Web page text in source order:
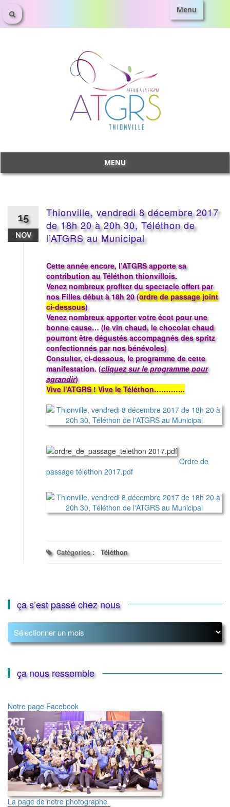
Menu
Aller
MENU
Aller
15
NOV
Thionville, vendredi 8 décembre 2017
de 18h 20 à 20h 30, Téléthon de
l’ATGRS au Municipal
Cette année encore, l’ATGRS apporte sa
contribution au Téléthon thionvillois.
Venez nombreux profiter du spectacle offert par
nos Filles début à 18h 20 (ordre de passage joint
ci-dessous)
Venez nombreux apporter votre écot pour une
bonne cause… (le vin chaud, le chocolat chaud
pourront être dégustés accompagnés des spritz
confectionnés par nos bénévoles)
Consulter, ci-dessous, le programme de cette
manifestation. (cliquez sur le programme pour
agrandir)
Vive l’ATGRS ! Vive le Téléthon………….
Ordre de
passage téléthon 2017.pdf
Catégories : Téléthon
ça s’est passé chez nous
ça
s’est
passé
nousça nous ressemble
Notre page Facebook
La page de notre photographe